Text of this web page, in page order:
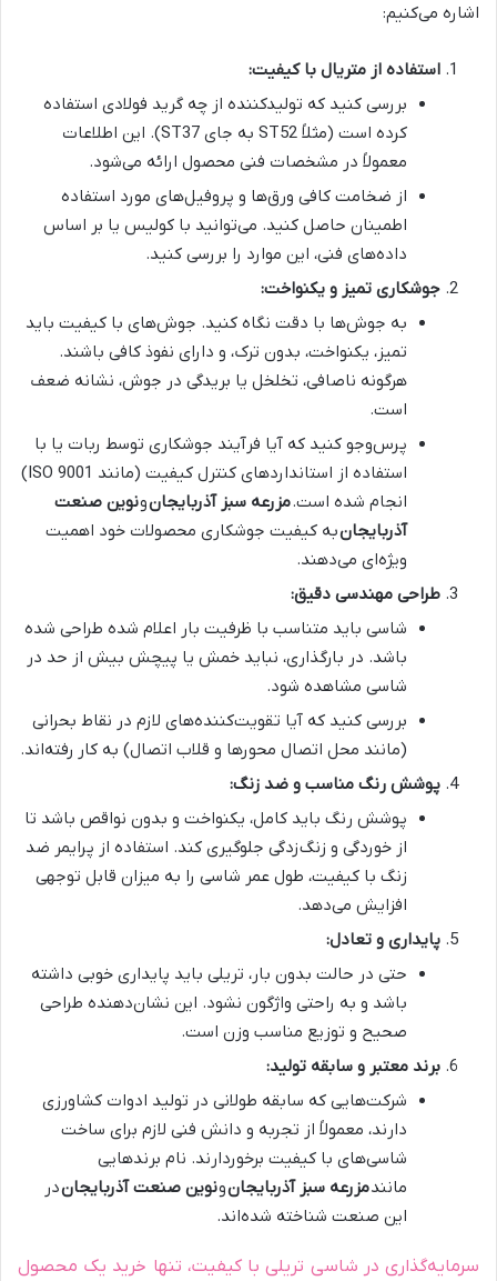
اشاره می‌کنیم:
استفاده از متریال با کیفیت:
بررسی کنید که تولیدکننده از چه گرید فولادی استفاده
کرده است (مثلاً ST52 به جای ST37). این اطلاعات
معمولاً در مشخصات فنی محصول ارائه می‌شود.
از ضخامت کافی ورق‌ها و پروفیل‌های مورد استفاده
اطمینان حاصل کنید. می‌توانید با کولیس یا بر اساس
داده‌های فنی، این موارد را بررسی کنید.
جوشکاری تمیز و یکنواخت:
به جوش‌ها با دقت نگاه کنید. جوش‌های با کیفیت باید
تمیز، یکنواخت، بدون ترک، و دارای نفوذ کافی باشند.
هرگونه ناصافی، تخلخل یا بریدگی در جوش، نشانه ضعف
است.
پرس‌وجو کنید که آیا فرآیند جوشکاری توسط ربات یا با
استفاده از استانداردهای کنترل کیفیت (مانند ISO 9001)
انجام شده است.مزرعه سبز آذربایجانونوین صنعت
آذربایجانبه کیفیت جوشکاری محصولات خود اهمیت
ویژه‌ای می‌دهند.
طراحی مهندسی دقیق:
شاسی باید متناسب با ظرفیت بار اعلام شده طراحی شده
باشد. در بارگذاری، نباید خمش یا پیچش بیش از حد در
شاسی مشاهده شود.
بررسی کنید که آیا تقویت‌کننده‌های لازم در نقاط بحرانی
(مانند محل اتصال محورها و قلاب اتصال) به کار رفته‌اند.
پوشش رنگ مناسب و ضد زنگ:
پوشش رنگ باید کامل، یکنواخت و بدون نواقص باشد تا
از خوردگی و زنگ‌زدگی جلوگیری کند. استفاده از پرایمر ضد
زنگ با کیفیت، طول عمر شاسی را به میزان قابل توجهی
افزایش می‌دهد.
پایداری و تعادل:
حتی در حالت بدون بار، تریلی باید پایداری خوبی داشته
باشد و به راحتی واژگون نشود. این نشان‌دهنده طراحی
صحیح و توزیع مناسب وزن است.
برند معتبر و سابقه تولید:
شرکت‌هایی که سابقه طولانی در تولید ادوات کشاورزی
دارند، معمولاً از تجربه و دانش فنی لازم برای ساخت
شاسی‌های با کیفیت برخوردارند. نام برندهایی
مانندمزرعه سبز آذربایجانونوین صنعت آذربایجاندر
این صنعت شناخته شده‌اند.
سرمایه‌گذاری در شاسی تریلی با کیفیت، تنها خرید یک محصول